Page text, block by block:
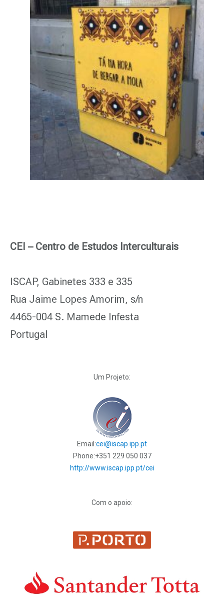
CEI – Centro de Estudos Interculturais
ISCAP, Gabinetes 333 e 335
Rua Jaime Lopes Amorim, s/n
4465-004 S. Mamede Infesta
Portugal
Um Projeto:
Email:cei@iscap.ipp.pt
Phone:+351 229 050 037
http://www.iscap.ipp.pt/cei
Com o apoio: